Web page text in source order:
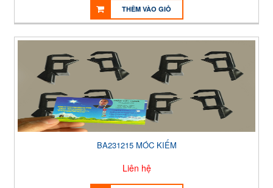
THÊM VÀO GIỎ
BA231215 MÓC KIẾM
Liên hệ